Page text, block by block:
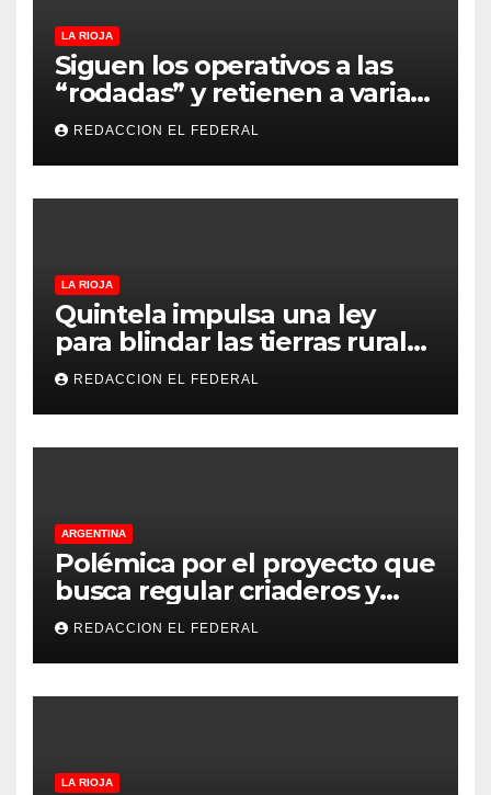
LA RIOJA
Siguen los operativos a las
“rodadas” y retienen a varias
motocicletas
REDACCION EL FEDERAL
LA RIOJA
Quintela impulsa una ley
para blindar las tierras rurales
de La Rioja: cuáles son los
principales puntos
REDACCION EL FEDERAL
ARGENTINA
Polémica por el proyecto que
busca regular criaderos y
refugios de perros y gatos:
denuncian excesos, mientras
proteccionistas reclaman
controles más duros
REDACCION EL FEDERAL
LA RIOJA